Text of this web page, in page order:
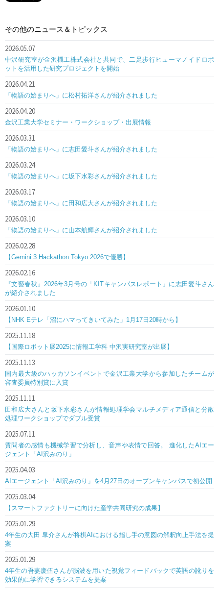
その他のニュース＆トピックス
2026.05.07
中沢研究室が金沢機工株式会社と共同で、二足歩行ヒューマノイドロボ
ットを活用した研究プロジェクトを開始
2026.04.21
「物語の始まりへ」に松村拓洋さんが紹介されました
2026.04.20
金沢工業大学セミナー・ワークショップ・出展情報
2026.03.31
「物語の始まりへ」に志田愛斗さんが紹介されました
2026.03.24
「物語の始まりへ」に坂下水彩さんが紹介されました
2026.03.17
「物語の始まりへ」に田和広大さんが紹介されました
2026.03.10
「物語の始まりへ」に山本航輝さんが紹介されました
2026.02.28
【Gemini 3 Hackathon Tokyo 2026で優勝】
2026.02.16
『文藝春秋』2026年3月号の「KITキャンパスレポート」に志田愛斗さん
が紹介されました
2026.01.10
【NHK Eテレ「沼にハマってきいてみた」1月17日20時から】
2025.11.18
【国際ロボット展2025に情報工学科 中沢実研究室が出展】
2025.11.13
国内最大級のハッカソンイベントで金沢工業大学から参加したチームが
審査委員特別賞に入賞
2025.11.11
田和広大さんと坂下水彩さんが情報処理学会マルチメディア通信と分散
処理ワークショップでダブル受賞
2025.07.11
質問者の感情も機械学習で分析し、音声や表情で回答。 進化したAIエー
ジェント「AI沢みのり」
2025.04.03
AIエージェント「AI沢みのり」を4月27日のオープンキャンパスで初公開
2025.03.04
【スマートファクトリーに向けた産学共同研究の成果】
2025.01.29
4年生の大田 皐介さんが将棋AIにおける指し手の意図の解釈向上手法を提
案
2025.01.29
4年生の吾妻慶伍さんが脳波を用いた視覚フィードバックで英語の訛りを
効果的に学習できるシステムを提案